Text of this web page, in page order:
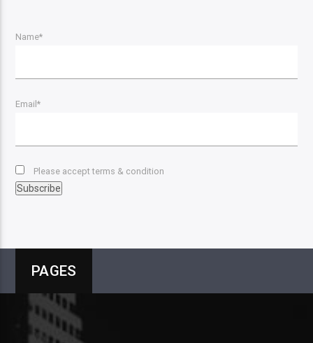
Name*
Email*
Please accept terms & condition
PAGES